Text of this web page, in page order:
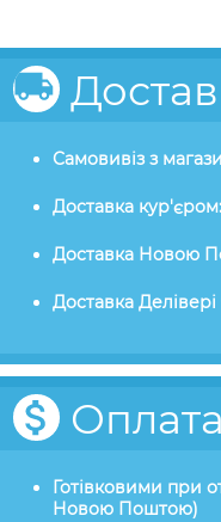
Самовивіз з
Доставка кур'єром:
Доставка Новою
Доставка
Оплата
Готівковими при
Новою Поштою)